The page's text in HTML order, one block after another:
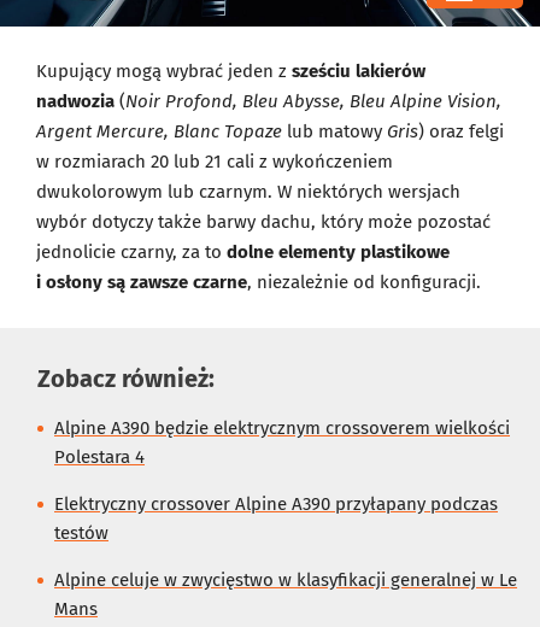
Kupujący mogą wybrać jeden z sześciu lakierów
nadwozia (Noir Profond, Bleu Abysse, Bleu Alpine Vision,
Argent Mercure, Blanc Topaze lub matowy Gris) oraz felgi
w rozmiarach 20 lub 21 cali z wykończeniem
dwukolorowym lub czarnym. W niektórych wersjach
wybór dotyczy także barwy dachu, który może pozostać
jednolicie czarny, za to dolne elementy plastikowe
i osłony są zawsze czarne, niezależnie od konfiguracji.
Zobacz również:
Alpine A390 będzie elektrycznym crossoverem wielkości
Polestara 4
Elektryczny crossover Alpine A390 przyłapany podczas
testów
Alpine celuje w zwycięstwo w klasyfikacji generalnej w Le
Mans